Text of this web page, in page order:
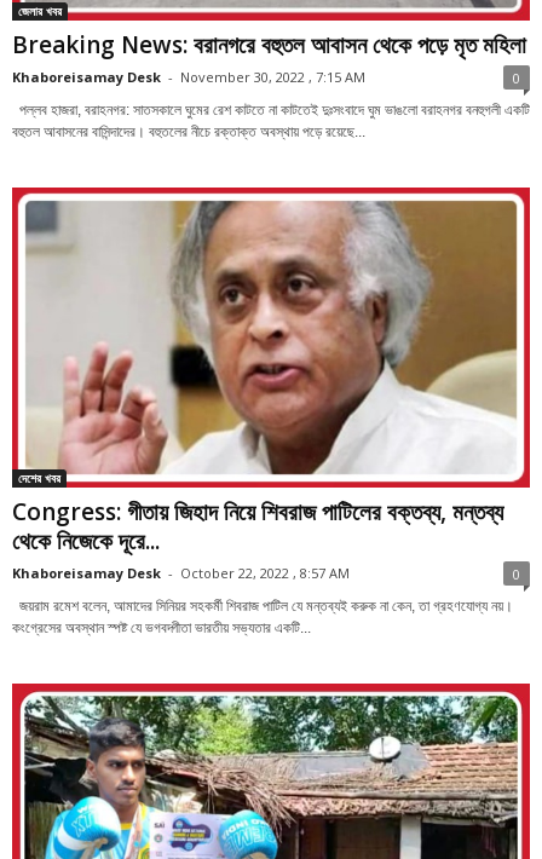
জেলার খবর
Breaking News: বরানগরে বহুতল আবাসন থেকে পড়ে মৃত মহিলা
Khaboreisamay Desk - November 30, 2022 , 7:15 AM 0
পল্লব হাজরা, বরাহনগর: সাতসকালে ঘুমের রেশ কাটতে না কাটতেই দুঃসংবাদে ঘুম ভাঙলো বরাহনগর বনহুগলী একটি
বহুতল আবাসনের বাসিন্দাদের। বহুতলের নীচে রক্তাক্ত অবস্থায় পড়ে রয়েছে...
দেশের খবর
Congress: গীতায় জিহাদ নিয়ে শিবরাজ পাটিলের বক্তব্য, মন্তব্য
থেকে নিজেকে দূরে...
Khaboreisamay Desk - October 22, 2022 , 8:57 AM 0
জয়রাম রমেশ বলেন, আমাদের সিনিয়র সহকর্মী শিবরাজ পাটিল যে মন্তব্যই করুক না কেন, তা গ্রহণযোগ্য নয়।
কংগ্রেসের অবস্থান স্পষ্ট যে ভগবদ্গীতা ভারতীয় সভ্যতার একটি...